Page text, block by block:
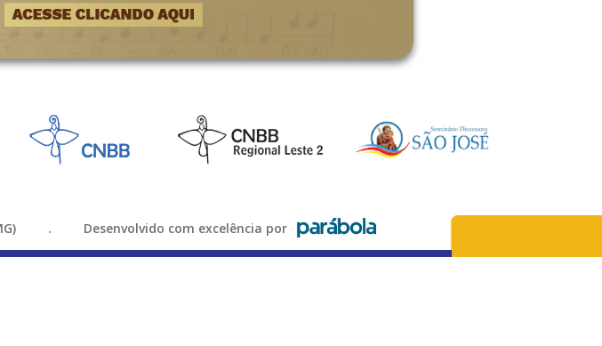
(MG) . Desenvolvido com excelência por